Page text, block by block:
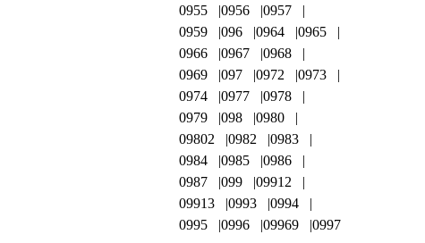
0955
0956
0957
0959
096 0964
0965
0966
0967
0968
0969
097 0972
0973
0974
0977
0978
0979
098
0980
09802
0982
0983
0984
0985
0986
0987
099
09912
09913
0993
0994
0995
0996 09969 0997